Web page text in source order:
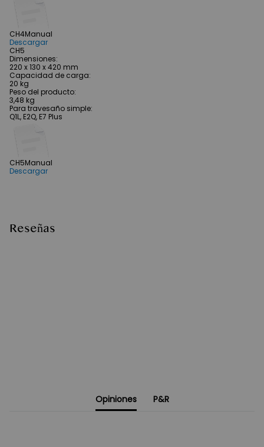
CH4Manual
Descargar
CH5
Dimensiones:
220 x 130 x 420 mm
Capacidad de carga:
20 kg
Peso del producto:
3,48 kg
Para travesaño simple:
Q1L, E2Q, E7 Plus
CH5Manual
Descargar
Reseñas
Opiniones P&R